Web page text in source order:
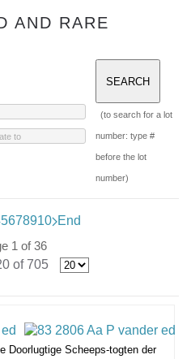
RARE
(to search for a lot
number: type #
before the lot
number)
5678910 End
1 of 36
of 705
Doorlugtige Scheeps-togten der